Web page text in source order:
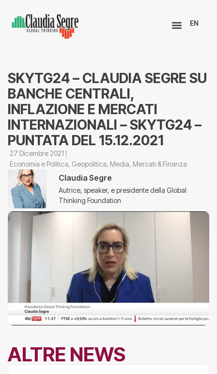
EN
SKYTG24 – CLAUDIA SEGRE SU
BANCHE CENTRALI,
INFLAZIONE E MERCATI
INTERNAZIONALI – SKYTG24 –
PUNTATA DEL 15.12.2021
27 Dicembre 2021
Economia e Politica, Geopolitica, Media, Mercati & Finanza
Claudia Segre
Autrice, speaker, e presidente della Global
Thinking Foundation
ALTRE NEWS